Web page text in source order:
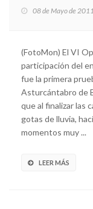
08 de Mayo de 2011
(FotoMon) El VI
participación del
fue la primera
Asturcántabro de
que al finalizar las
gotas de lluvia,
momentos muy ...
LEER MÁS